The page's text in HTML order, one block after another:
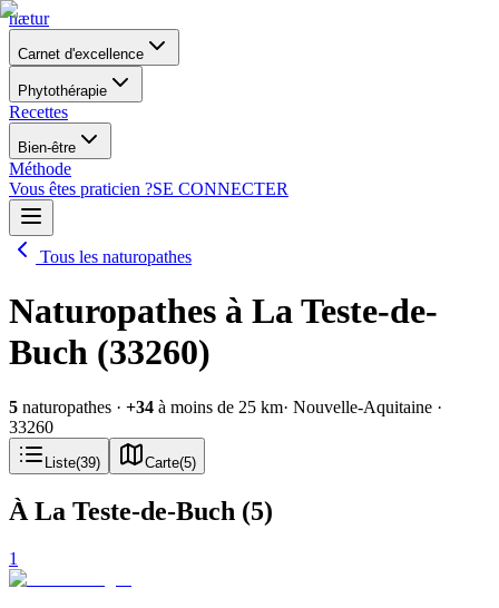
nætur
Carnet d'excellence
Phytothérapie
Recettes
Bien-être
Méthode
Vous êtes praticien ?SE CONNECTER
Tous les naturopathes
Naturopathes à La Teste-de-
Buch (33260)
5 naturopathes · +34 à moins de 25 km· Nouvelle-Aquitaine ·
33260
Liste(39) Carte(5)
À La Teste-de-Buch (5)
1